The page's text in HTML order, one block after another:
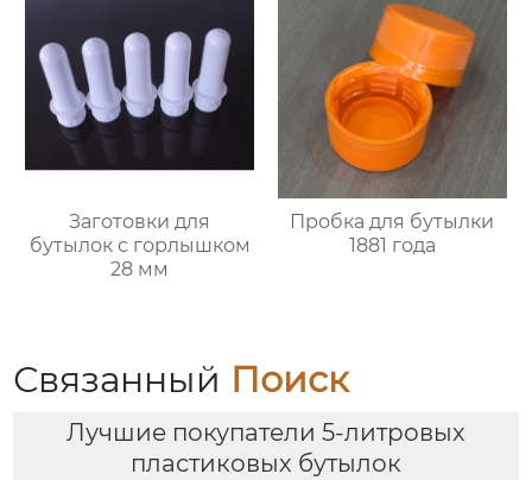
Заготовки для
бутылок с горлышком
28 мм
Пробка для бутылки
1881 года
Связанный Поиск
Лучшие покупатели 5-литровых
пластиковых бутылок